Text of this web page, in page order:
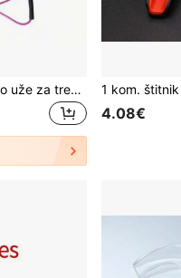
1 kom visokokvalitetno uže za trening boksa od TPE materijala - poboljšava brzinu, agilnost i izdržljivost za muay thai, boks i vježbe udaranja. Uže za odrasle, višenamjenska traka za boks u obliku slova 8, pogodno za ljubitelje fitnessa, boksački trening, boksački pribor, boksački pribor, muški i ženski fitness na otvorenom, karate, joga i pilates trening. Idealan poklon za Očev dan, Majčin dan, Božić, Dan zahvalnosti, Noć vještica, Valentinovo
4.08€